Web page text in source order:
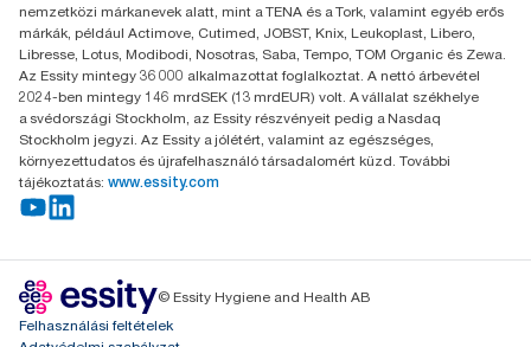
nemzetközi márkanevek alatt, mint a TENA és a Tork, valamint egyéb erős
márkák, például Actimove, Cutimed, JOBST, Knix, Leukoplast, Libero,
Libresse, Lotus, Modibodi, Nosotras, Saba, Tempo, TOM Organic és Zewa.
Az Essity mintegy 36 000 alkalmazottat foglalkoztat. A nettó árbevétel
2024-ben mintegy 146 mrdSEK (13 mrdEUR) volt. A vállalat székhelye
a svédországi Stockholm, az Essity részvényeit pedig a Nasdaq
Stockholm jegyzi. Az Essity a jólétért, valamint az egészséges,
környezettudatos és újrafelhasználó társadalomért küzd. További
tájékoztatás: www.essity.com
© Essity Hygiene and Health AB
Felhasználási feltételek